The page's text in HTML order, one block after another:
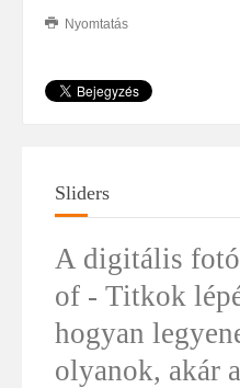
Nyomtatás
Sliders
A digitális
of - Titkok
hogyan
olyanok, akár